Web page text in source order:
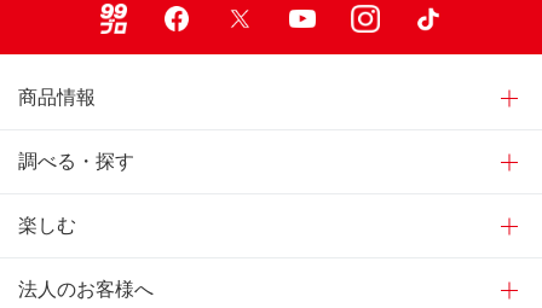
商品情報
調べる・探す
楽しむ
法人のお客様へ